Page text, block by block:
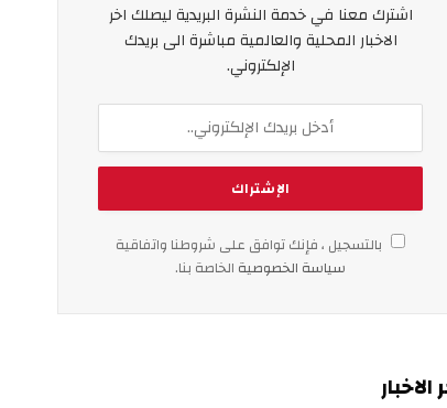
اشترك معنا في خدمة النشرة البريدية ليصلك اخر
الاخبار المحلية والعالمية مباشرة الى بريدك
الإلكتروني.
بالتسجيل ، فإنك توافق على شروطنا واتفاقية
سياسة الخصوصية الخاصة بنا.
الاخبار